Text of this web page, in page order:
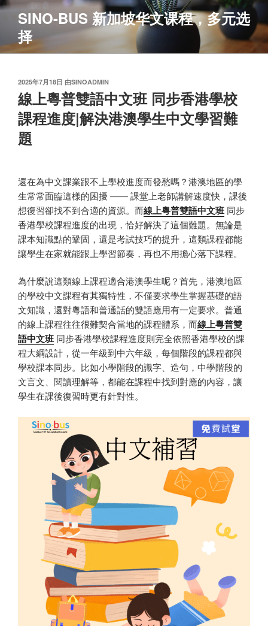
跳
容
SINO-BUS 新加坡华文课程，多元选
择
发
布
于
2025年7月18日 由SINOADMIN
線上粵普雙語中文班 同步香港學校
課程進度|解決港澳學生中文學習難
題
還在為中文課業跟不上學校進度而發愁嗎？港澳地區的學
生常常面臨這樣的困擾 —— 課堂上老師講解速度快，課後
想復習卻找不到合適的資源。而線上粵普雙語中文班 同步
香港學校課程進度的出現，恰好解決了這個難題。無論是
課本知識點的鞏固，還是考試技巧的提升，這類課程都能
讓學生在家就能跟上學習節奏，再也不用擔心落下課程。
為什麼說這類線上課程適合港澳學生呢？首先，港澳地區
的學校中文課程有其獨特性，不僅要求學生掌握基礎的語
文知識，還對粵語和普通話的雙語應用有一定要求。普通
的線上課程往往很難契合當地的課程體系，而線上粵普雙
語中文班 同步香港學校課程進度則完全依照香港學校的課
程大綱設計，從一年級到中六年級，每個階段的課程都與
學校課本同步。比如小學階段的識字、造句，中學階段的
文言文、閱讀理解等，都能在課程中找到對應的內容，讓
學生在課後復習時更有針對性。